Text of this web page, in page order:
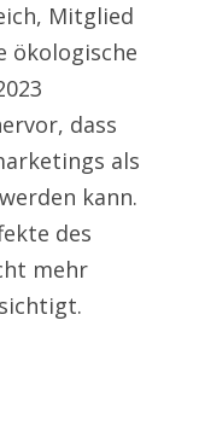
Mitglied
ökologische
dass
als
kann.
des
mehr